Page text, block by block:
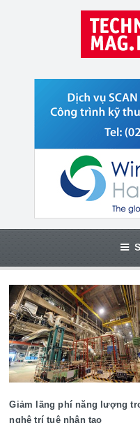
Giảm lãng phí năng lượng
nghệ trí tuệ nhân tạo